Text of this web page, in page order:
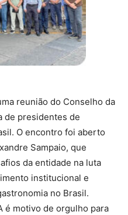
reunião do Conselho da
de presidentes de
O encontro foi aberto
Sampaio, que
da entidade na luta
institucional e
no Brasil.
é motivo de orgulho para